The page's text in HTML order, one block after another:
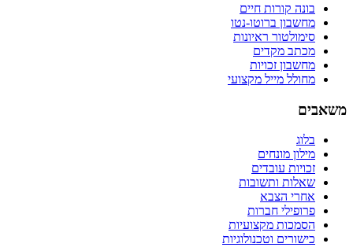
בונה קורות חיים
מחשבון ברוטו-נטו
סימולטור ראיונות
מכתב מקדים
מחשבון זכויות
מחולל מייל מקצועי
משאבים
בלוג
מילון מונחים
זכויות עובדים
שאלות ותשובות
אחרי הצבא
פרופילי חברות
הסמכות מקצועיות
כישורים וטכנולוגיות